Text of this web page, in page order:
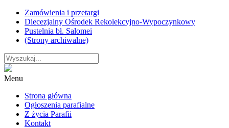
Skip
content
Zamówienia i przetargi
Diecezjalny Ośrodek Rekolekcyjno-Wypoczynkowy
Pustelnia bł. Salomei
(Strony archiwalne)
Menu
Strona główna
Ogłoszenia parafialne
Z życia Parafii
Kontakt